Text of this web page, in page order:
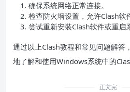
确保系统网络正常连接。
检查防火墙设置，允许Clash软
尝试重新安装Clash软件或重启
通过以上Clash教程和常见问题解答
地了解和使用Windows系统中的
正文完